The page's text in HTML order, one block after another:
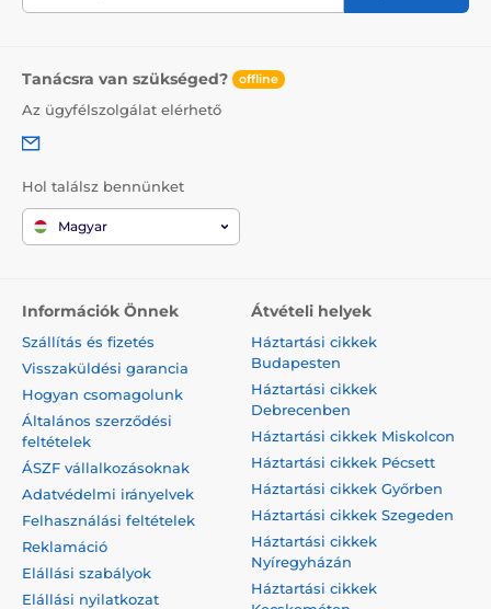
Tanácsra van szükséged? offline
Az ügyfélszolgálat elérhető
Hol találsz bennünket
Magyar
Információk Önnek
Szállítás és fizetés
Visszaküldési garancia
Hogyan csomagolunk
Általános szerződési
feltételek
ÁSZF vállalkozásoknak
Adatvédelmi irányelvek
Felhasználási feltételek
Reklamáció
Elállási szabályok
Elállási nyilatkozat
Átvételi helyek
Háztartási cikkek
Budapesten
Háztartási cikkek
Debrecenben
Háztartási cikkek Miskolcon
Háztartási cikkek Pécsett
Háztartási cikkek Győrben
Háztartási cikkek Szegeden
Háztartási cikkek
Nyíregyházán
Háztartási cikkek